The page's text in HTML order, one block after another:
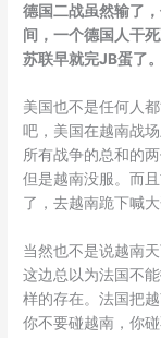
德国二战虽然输了
间，一个德国人干
苏联早就完JB蛋了。
美国也不是任何人
吧，美国在越南战
所有战争的总和的
但是越南没服。而
了，去越南跪下喊大
当然也不是说越南
这边总以为法国不
样的存在。法国把
你不要碰越南，你